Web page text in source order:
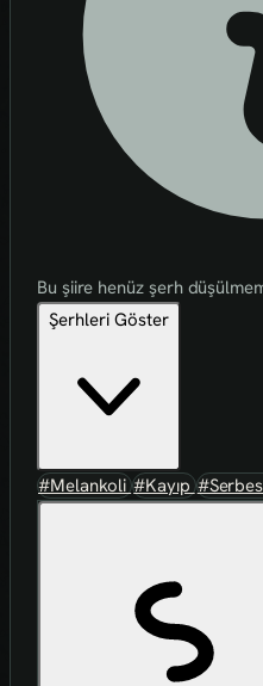
Bu şiire henüz şerh
Şerhleri Göster
#Melankoli#Kayıp